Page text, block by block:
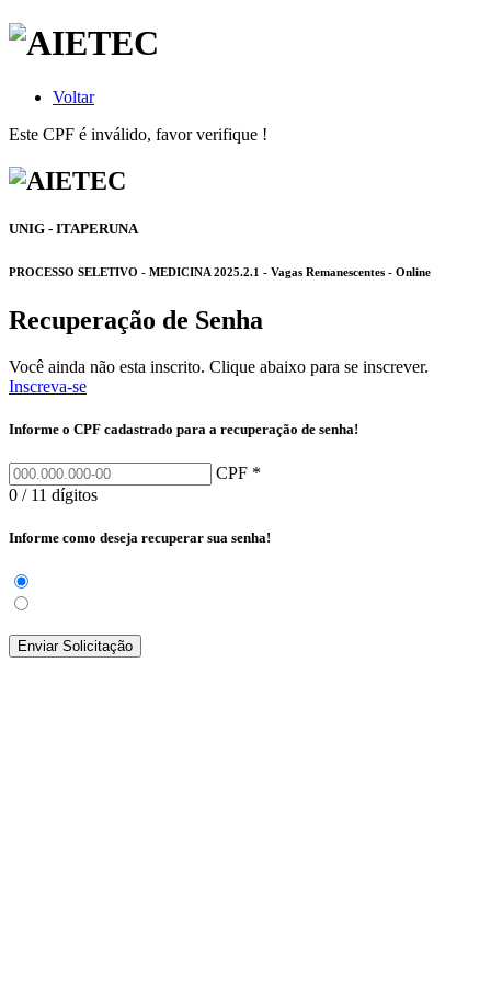
Voltar
Este CPF é inválido, favor verifique !
UNIG - ITAPERUNA
PROCESSO SELETIVO - MEDICINA 2025.2.1 - Vagas Remanescentes - Online
Recuperação de Senha
Você ainda não esta inscrito. Clique abaixo para se inscrever.
Inscreva-se
Informe o CPF cadastrado para a recuperação de senha!
CPF *
0 / 11 dígitos
Informe como deseja recuperar sua senha!
Enviar Solicitação